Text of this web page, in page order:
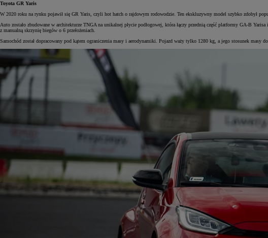
Od
Corolla Hatchback
HYBRID
Toyota GR Yaris
W 2020 roku na rynku pojawił się GR Yaris, czyli hot hatch o rajdowym rodowodzie. Ten ekskluzywny model szybko zdobył
Auto zostało zbudowane w architekturze TNGA na unikalnej płycie podłogowej, która łączy przednią część platformy GA-B
z manualną skrzynię biegów o 6 przełożeniach.
Samochód został dopracowany pod kątem ograniczenia masy i aerodynamiki. Pojazd waży tylko 1280 kg, a jego stosunek masy